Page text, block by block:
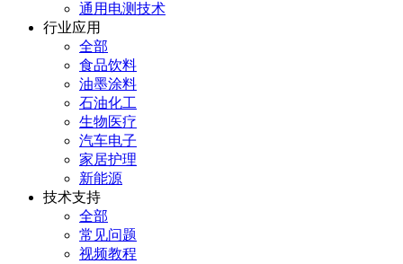
通用电测技术
行业应用
全部
食品饮料
油墨涂料
石油化工
生物医疗
汽车电子
家居护理
新能源
技术支持
全部
常见问题
视频教程